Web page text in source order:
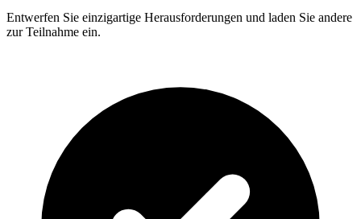
Entwerfen Sie einzigartige Herausforderungen und laden Sie andere
zur Teilnahme ein.